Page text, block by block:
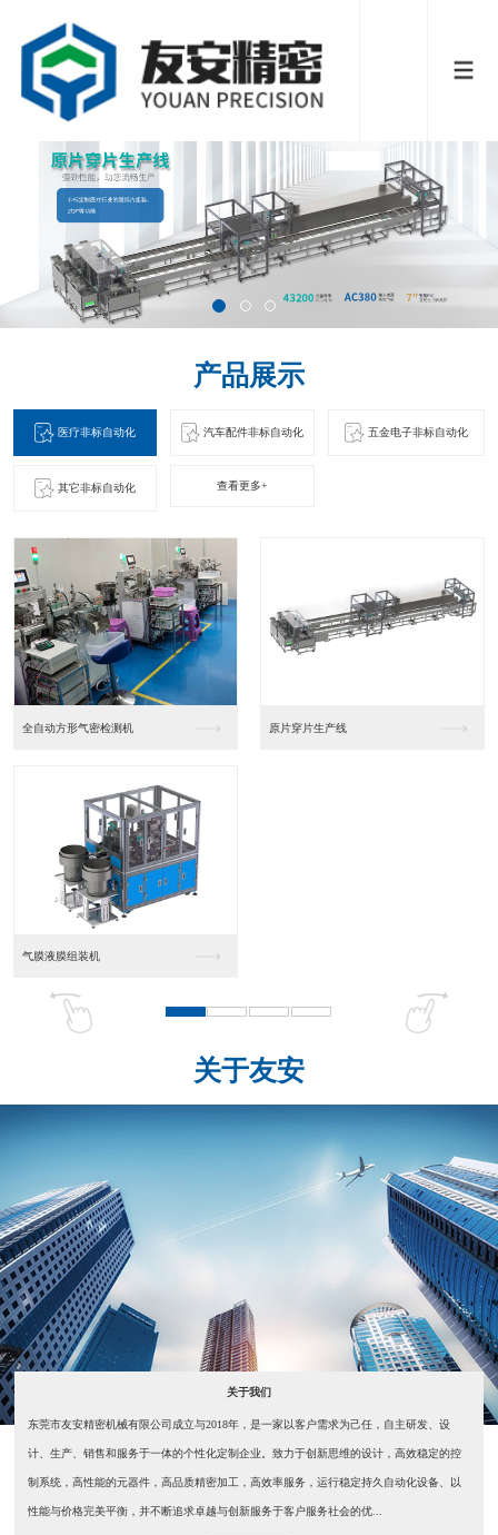
产品展示
医疗非标自动化 汽车配件非标自动化 五金电子非标自动化
其它非标自动化 查看更多+
全自动方形气密检测机 原片穿片生产线
气膜液膜组装机
关于友安
关于我们
东莞市友安精密机械有限公司成立与2018年，是一家以客户需求为己任，自主研发、设
计、生产、销售和服务于一体的个性化定制企业。致力于创新思维的设计，高效稳定的控
制系统，高性能的元器件，高品质精密加工，高效率服务，运行稳定持久自动化设备、以
性能与价格完美平衡，并不断追求卓越与创新服务于客户服务社会的优...